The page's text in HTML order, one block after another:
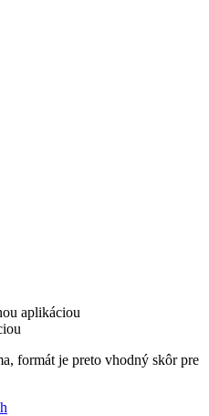
aplikáciou
formát je preto vhodný skôr pre